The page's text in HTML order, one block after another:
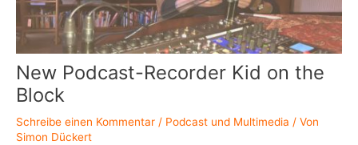
New Podcast-Recorder Kid on the
Block
Schreibe einen Kommentar / Podcast und Multimedia / Von
Simon Dückert